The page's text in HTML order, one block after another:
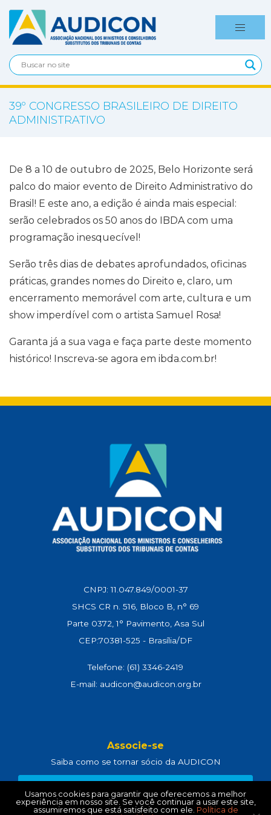
39º CONGRESSO BRASILEIRO DE DIREITO
ADMINISTRATIVO
De 8 a 10 de outubro de 2025, Belo Horizonte será
palco do maior evento de Direito Administrativo do
Brasil! E este ano, a edição é ainda mais especial:
serão celebrados os 50 anos do IBDA com uma
programação inesquecível!
Serão três dias de debates aprofundados, oficinas
práticas, grandes nomes do Direito e, claro, um
encerramento memorável com arte, cultura e um
show imperdível com o artista Samuel Rosa!
Garanta já a sua vaga e faça parte deste momento
histórico! Inscreva-se agora em ibda.com.br!
CNPJ: 11.047.849/0001-37
SHCS CR n. 516, Bloco B, n° 69
Parte 0372, 1° Pavimento, Asa Sul
CEP:70381-525 - Brasília/DF
Telefone: (61) 3346-2419
E-mail: audicon@audicon.org.br
Associe-se
Saiba como se tornar sócio da AUDICON
CLIQUE AQUI
Usamos cookies para garantir que oferecemos a melhor
experiência em nosso site. Se você continuar a usar este site,
assumiremos que está satisfeito com ele. Política de